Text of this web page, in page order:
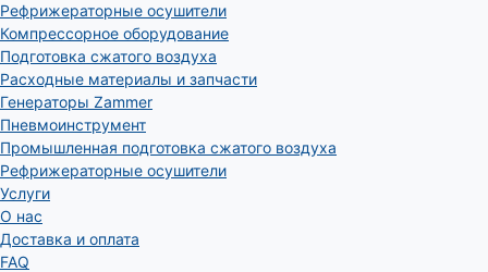
Рефрижераторные осушители
Компрессорное оборудование
Подготовка сжатого воздуха
Расходные материалы и запчасти
Генераторы Zammer
Пневмоинструмент
Промышленная подготовка сжатого воздуха
Рефрижераторные осушители
Услуги
О нас
Доставка и оплата
FAQ